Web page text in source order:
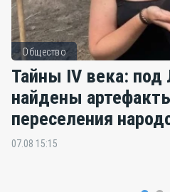
Общество
Тайны IV века: под
найдены
переселения
07.08 15:15